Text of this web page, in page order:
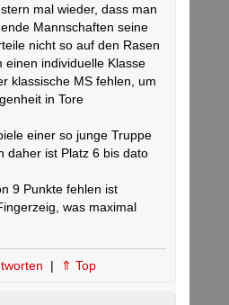
mal wieder, dass man
Mannschaften seine
nicht so auf den Rasen
einen individuelle Klasse
klassische MS fehlen, um
in Tore
einer so junge Truppe
daher ist Platz 6 bis dato
9 Punkte fehlen ist
was maximal
| ⇑ Top